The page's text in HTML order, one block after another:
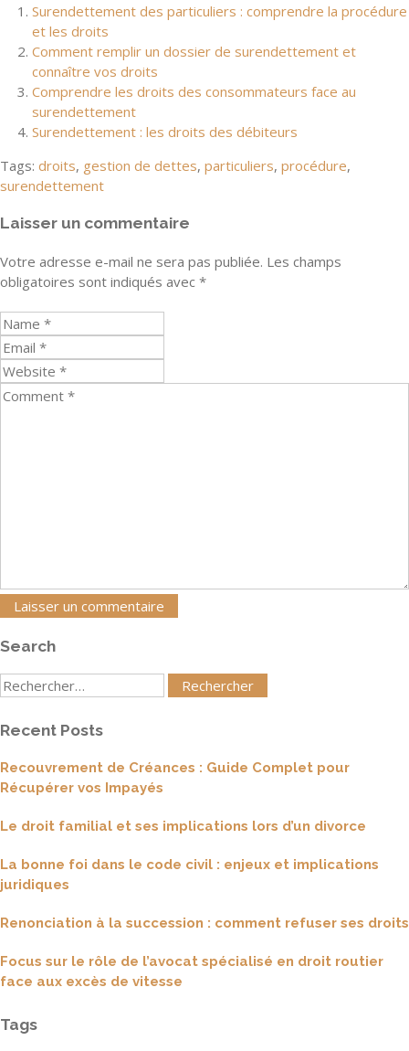
Surendettement des particuliers : comprendre la procédure
et les droits
Comment remplir un dossier de surendettement et
connaître vos droits
Comprendre les droits des consommateurs face au
surendettement
Surendettement : les droits des débiteurs
Tags: droits, gestion de dettes, particuliers, procédure,
surendettement
Laisser un commentaire
Votre adresse e-mail ne sera pas publiée. Les champs
obligatoires sont indiqués avec *
Search
Rechercher
Recent Posts
Recouvrement de Créances : Guide Complet pour
Récupérer vos Impayés
Le droit familial et ses implications lors d’un divorce
La bonne foi dans le code civil : enjeux et implications
juridiques
Renonciation à la succession : comment refuser ses droits
Focus sur le rôle de l’avocat spécialisé en droit routier
face aux excès de vitesse
Tags